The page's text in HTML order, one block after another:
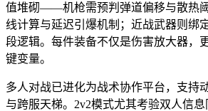
值堆砌——机枪需预判弹道偏移与散热
线计算与延迟引爆机制；近战武器则绑
段逻辑。每件装备不仅是伤害放大器，
键变量。
多人对战已进化为战术协作平台，支持
与跨服天梯。2v2模式尤其考验双人信